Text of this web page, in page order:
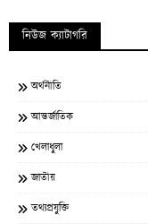
নিউজ ক্যাটাগরি
অর্থনীতি
আন্তর্জাতিক
খেলাধুলা
জাতীয়
তথ্যপ্রযুক্তি